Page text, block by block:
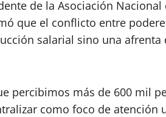
de la Asociación
que el conflicto entre
salarial sino una afrenta
percibimos más de 600 mil
como foco de atención